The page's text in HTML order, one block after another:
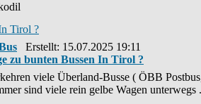
Tirol ?
Erstellt: 15.07.2025 19:11
zu bunten Bussen In Tirol ?
viele Überland-Busse ( ÖBB
sind viele rein gelbe Wagen unterwegs .